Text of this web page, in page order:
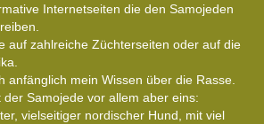
Internetseiten die den Samojeden
auf zahlreiche Züchterseiten oder auf die
anfänglich mein Wissen über die Rasse.
Samojede vor allem aber eins:
vielseitiger nordischer Hund, mit viel